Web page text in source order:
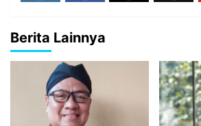
Berita Lainnya